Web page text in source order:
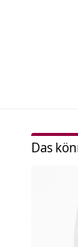
Das